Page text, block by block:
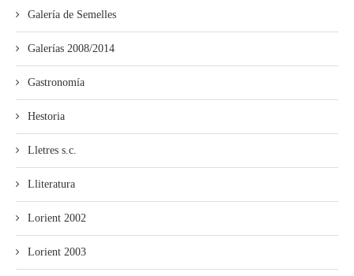
Galería de Semelles
Galerías 2008/2014
Gastronomía
Hestoria
Lletres s.c.
Lliteratura
Lorient 2002
Lorient 2003